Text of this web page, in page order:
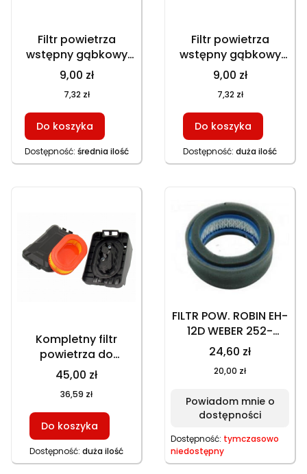
Filtr powietrza
wstępny gąbkowy
do silników Honda
GXV140, GXV160, do
filtra 4100264, 17211-
ZG9-M00, TORX MTD,
135x82x5 mm
9,00 zł
7,32 zł
Do koszyka
Dostępność: średnia ilość
Filtr powietrza
wstępny gąbkowy
do silników LC1P61,
LC1P65FA, LC1P65FC,
LC1P68, LC1P70FA,
LC1P70FC
9,00 zł
7,32 zł
Do koszyka
Dostępność: duża ilość
Kompletny filtr
powietrza do
silników DV196,
DV225, HD196,
HD196E, HD225,
HD225E GT153NKS,
HKS650N1
45,00 zł
36,59 zł
Do koszyka
Dostępność: duża ilość
FILTR POW. ROBIN EH-
12D WEBER 252-
32602-07
24,60 zł
20,00 zł
Powiadom mnie o
dostępności
Dostępność: tymczasowo
niedostępny